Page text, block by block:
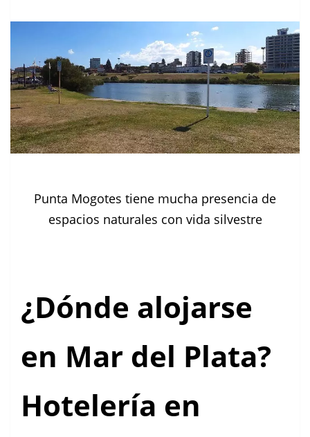
Punta Mogotes tiene mucha presencia de
espacios naturales con vida silvestre
¿Dónde alojarse
en Mar del Plata?
Hotelería en